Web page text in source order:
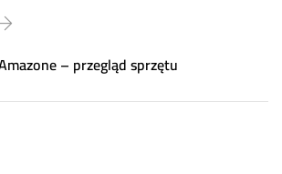
– przegląd sprzętu